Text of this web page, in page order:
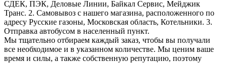
СДЕК, ПЭК, Деловые Линии, Байкал Сервис, Мейджик
Транс. 2. Самовывоз с нашего магазина, расположенного по
адресу Русские газоны, Московская область, Котельники. 3.
Отправка автобусом в населенный пункт.
Мы тщательно отбираем каждый заказ, чтобы вы получали
все необходимое и в указанном количестве. Мы ценим ваше
время и силы, а также собственную репутацию, поэтому